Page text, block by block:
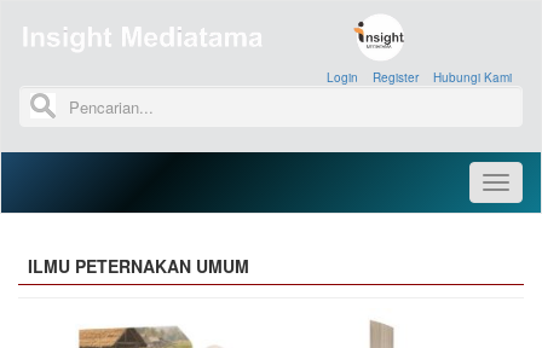
Login Register» Hubungi Kami
ILMU PETERNAKAN UMUM